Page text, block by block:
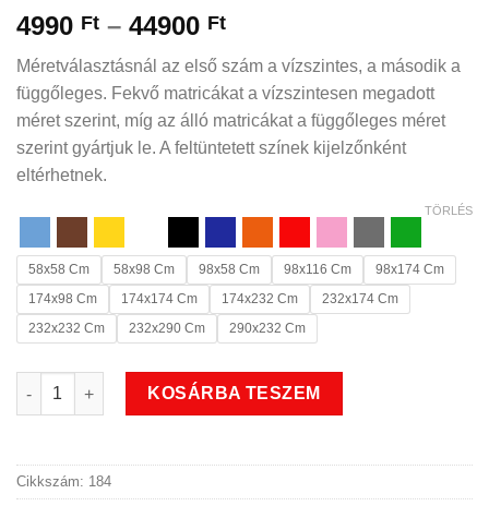
4990 Ft – 44900 FtÁrtartomány:
4990 Ft
-
44900 Ft
Méretválasztásnál az első szám a vízszintes, a második a
függőleges. Fekvő matricákat a vízszintesen megadott
méret szerint, míg az álló matricákat a függőleges méret
szerint gyártjuk le. A feltüntetett színek kijelzőnként
eltérhetnek.
58x58 Cm 58x98 Cm 98x58 Cm 98x116 Cm
98x174 Cm
174x98 Cm
174x174 Cm 174x232 Cm
232x174 Cm
232x232 Cm
232x290 Cm 290x232 Cm
TÖRLÉS
Családi autós falmatrica 2 mennyiség
KOSÁRBA TESZEM
Cikkszám: 184